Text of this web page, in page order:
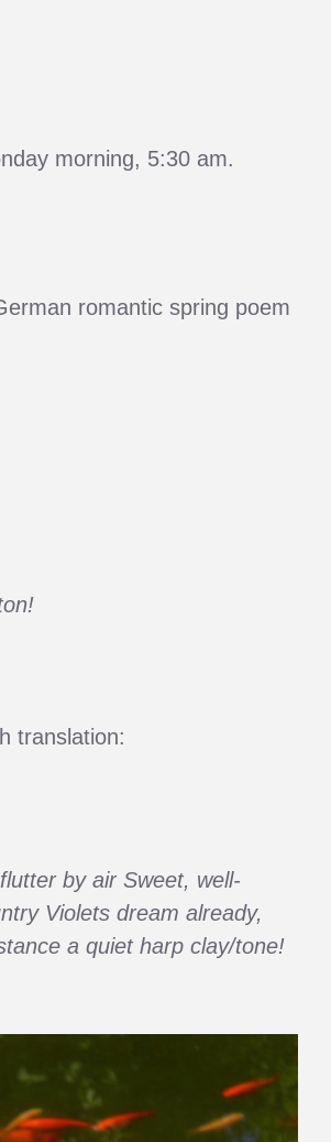
morning, 5:30 am.
romantic spring poem
translation:
by air Sweet, well-
Violets dream already,
a quiet harp clay/tone!